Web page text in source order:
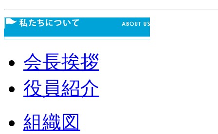
会長挨拶
役員紹介
組織図